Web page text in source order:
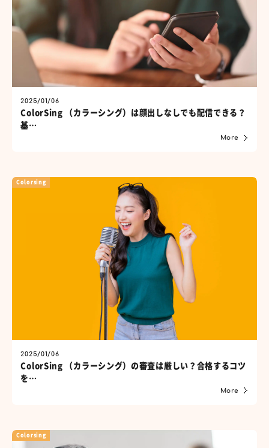
2025/01/06
ColorSing （カラーシング）は顔出しなしでも配信できる？
基…
More
Colorsing
2025/01/06
ColorSing （カラーシング）の審査は厳しい？合格するコツ
を…
More
Colorsing